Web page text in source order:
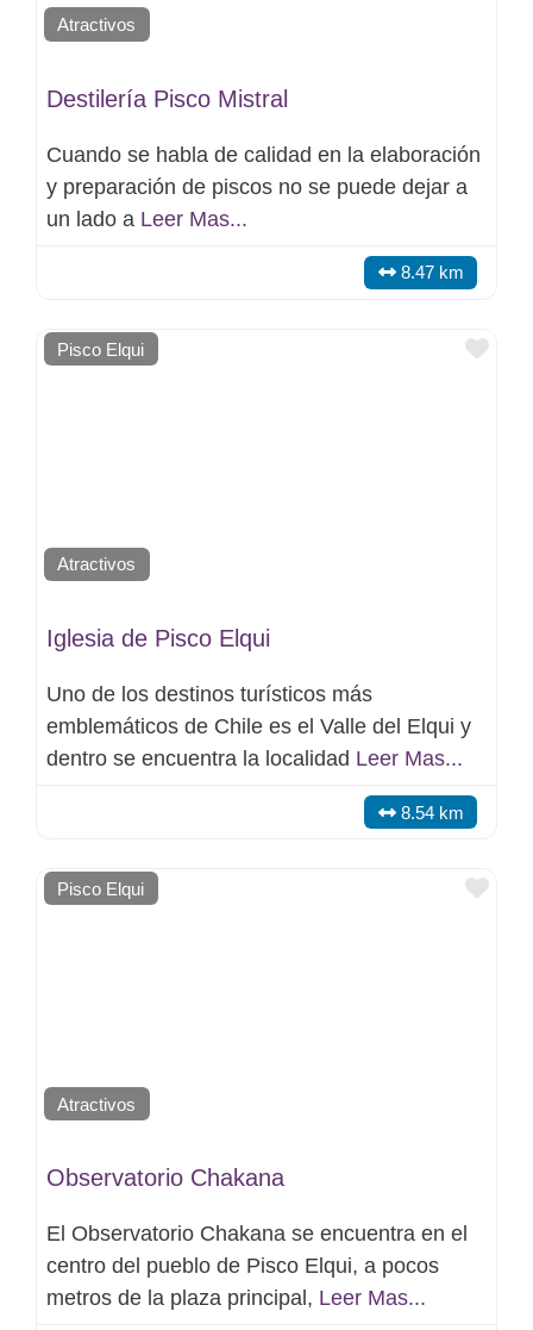
Atractivos
Destilería Pisco Mistral
Cuando se habla de calidad en la elaboración
y preparación de piscos no se puede dejar a
un lado a Leer Mas...
8.47 km
Pisco Elqui
Atractivos
Iglesia de Pisco Elqui
Uno de los destinos turísticos más
emblemáticos de Chile es el Valle del Elqui y
dentro se encuentra la localidad Leer Mas...
8.54 km
Pisco Elqui
Atractivos
Observatorio Chakana
El Observatorio Chakana se encuentra en el
centro del pueblo de Pisco Elqui, a pocos
metros de la plaza principal, Leer Mas...